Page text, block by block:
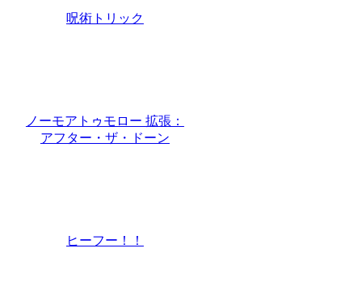
呪術トリック
ノーモアトゥモロー 拡張：
アフター・ザ・ドーン
ヒーフー！！